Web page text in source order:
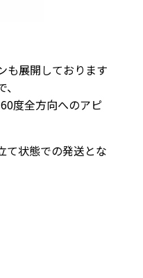
も展開しております
度全方向へのアピ
て状態での発送とな